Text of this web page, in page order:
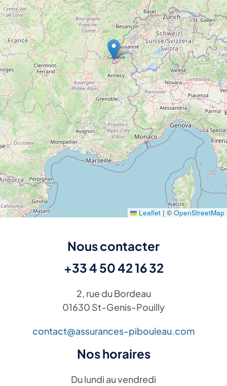
Leaflet | © OpenStreetMap
Nous contacter
+33 4 50 42 16 32
2, rue du Bordeau
01630 St-Genis-Pouilly
contact@assurances-pibouleau.com
Nos horaires
Du lundi au vendredi